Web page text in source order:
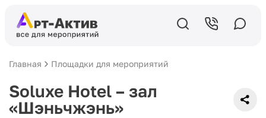
Главная Площадки для мероприятий
Soluxe Hotel – зал
«Шэньчжэнь»